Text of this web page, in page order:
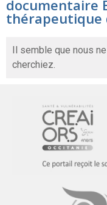
documentaire
thérapeutique
Il semble que nous
cherchiez.